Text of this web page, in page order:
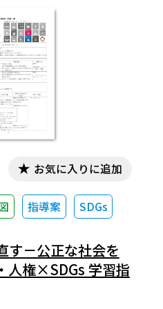
修中に現地で受けた
て人種差別に関心を
トを示す地図、国に
ら、「人種」とは創
ことを理解し、人種
きることを考えます。
指導案 SDGs
お気に入りに追加
す－公正な社会を
人権×SDGs 学習指